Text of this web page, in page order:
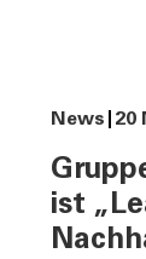
News 20
ist